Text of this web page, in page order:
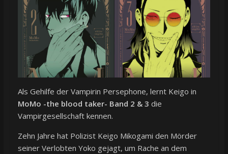
Als Gehilfe der Vampirin Persephone, lernt Keigo in
MoMo -the blood taker- Band 2 & 3 die
Vampirgesellschaft kennen.
Zehn Jahre hat Polizist Keigo Mikogami den Mörder
seiner Verlobten Yoko gejagt, um Rache an dem